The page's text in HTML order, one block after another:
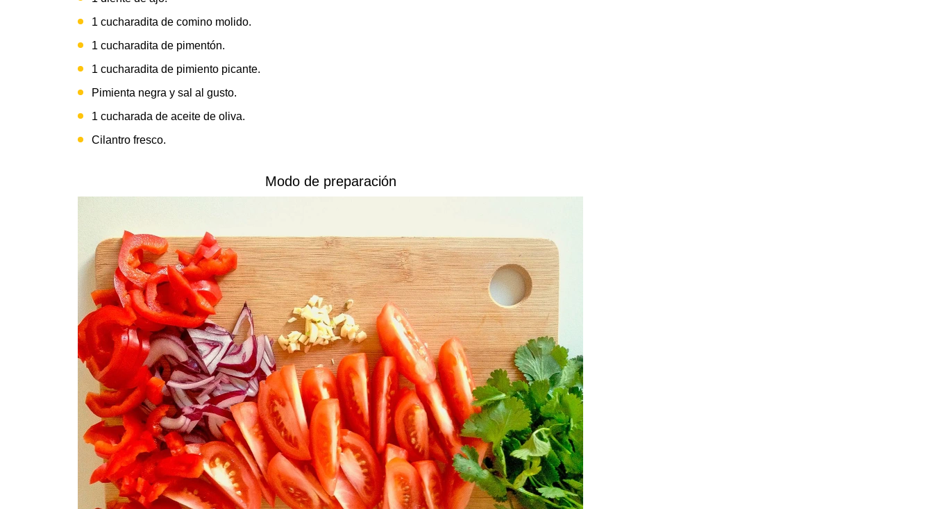
1 cucharadita de comino molido.
1 cucharadita de pimentón.
1 cucharadita de pimiento picante.
Pimienta negra y sal al gusto.
1 cucharada de aceite de oliva.
Cilantro fresco.
Modo de preparación